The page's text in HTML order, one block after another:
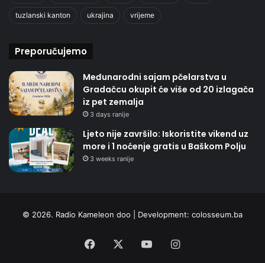
tuzlanski kanton ukrajina vrijeme
Preporučujemo
Međunarodni sajam pčelarstva u
Gradačcu okupit će više od 20 izlagača
iz pet zemalja
3 days ranije
Ljeto nije završilo: Iskoristite vikend uz
more i 1 noćenje gratis u Baškom Polju
3 weeks ranije
© 2026. Radio Kameleon doo | Development: colosseum.ba
Facebook YouTubeInstagram